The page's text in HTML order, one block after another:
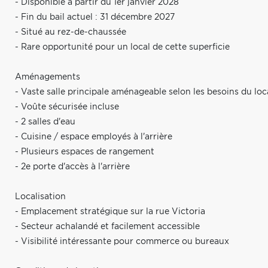
- Disponible à partir du 1er janvier 2028
- Fin du bail actuel : 31 décembre 2027
- Situé au rez-de-chaussée
- Rare opportunité pour un local de cette superficie
Aménagements
- Vaste salle principale aménageable selon les besoins du
- Voûte sécurisée incluse
- 2 salles d'eau
- Cuisine / espace employés à l'arrière
- Plusieurs espaces de rangement
- 2e porte d'accès à l'arrière
Localisation
- Emplacement stratégique sur la rue Victoria
- Secteur achalandé et facilement accessible
- Visibilité intéressante pour commerce ou bureaux